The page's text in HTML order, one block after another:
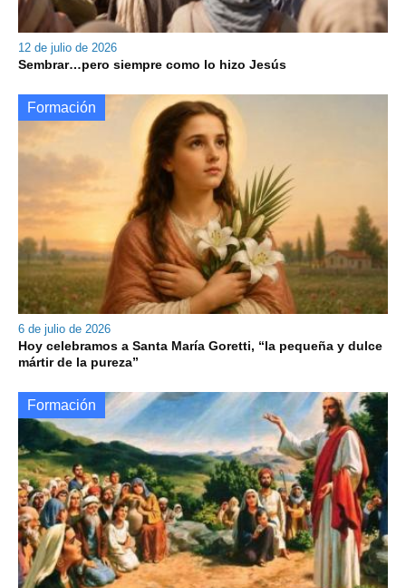
12 de julio de 2026
Sembrar…pero siempre como lo hizo Jesús
Formación
6 de julio de 2026
Hoy celebramos a Santa María Goretti, “la pequeña y dulce
mártir de la pureza”
Formación